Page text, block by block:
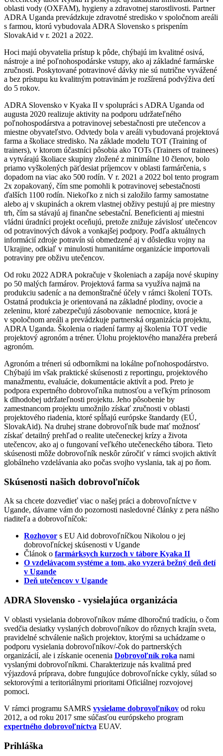
oblasti vody (OXFAM), hygieny a zdravotnej starostlivosti. Partner
ADRA Uganda prevádzkuje zdravotné stredisko v spoločnom areáli
s farmou, ktorú vybudovala ADRA Slovensko s prispením
SlovakAid v r. 2021 a 2022.
Hoci majú obyvatelia prístup k pôde, chýbajú im kvalitné osivá,
nástroje a iné poľnohospodárske vstupy, ako aj základné farmárske
zručnosti. Poskytované potravinové dávky nie sú nutrične vyvážené
a bez prístupu ku kvalitným potravinám je rozšírená podvýživa detí
do 5 rokov.
ADRA Slovensko v Kyaka II v spolupráci s ADRA Uganda od
augusta 2020 realizuje aktivity na podporu udržateľného
poľnohospodárstva a potravinovej sebestačnosti pre utečencov a
miestne obyvateľstvo. Odvtedy bola v areáli vybudovaná projektová
farma a školiace stredisko. Na základe modelu TOT (Training of
trainers), v ktorom účastníci pôsobia ako TOTs (Trainers of trainees)
a vytvárajú školiace skupiny zložené z minimálne 10 členov, bolo
priamo vyškolených päťdesiat príjemcov v oblasti farmárčenia, s
dopadom na viac ako 500 rodín. V r. 2021 a 2022 bol tento program
2x zopakovaný, čím sme pomohli k potravinovej sebestačnosti
ďalších 1100 rodín. Niekoľko z nich si založilo farmy samostatne
alebo aj v skupinách a okrem vlastnej obživy pestujú aj pre miestny
trh, čím sa stávajú aj finančne sebestační. Beneficienti aj miestni
vládni úradníci projekt oceňujú, pretože znižuje závislosť utečencov
od potravinových dávok a vonkajšej podpory. Podľa aktuálnych
informácií zdroje potravín sú obmedzené aj v dôsledku vojny na
Ukrajine, odkiaľ v minulosti humanitárne organizácie importovali
potraviny pre obživu utečencov.
Od roku 2022 ADRA pokračuje v školeniach a zapája nové skupiny
po 50 malých farmárov. Projektová farma sa využíva najmä na
produkciu sadeníc a na demonštračné účely v rámci školení TOTs.
Ostatná produkcia je orientovaná na základné plodiny, ovocie a
zeleninu, ktoré zabezpečujú zásobovanie nemocnice, ktorá je
v spoločnom areáli a prevádzkuje partnerská organizácia projektu,
ADRA Uganda. Školenia o riadení farmy aj školenia TOT vedie
projektový agronóm a tréner. Úlohu projektového manažéra preberá
agronóm.
Agronóm a tréneri sú odborníkmi na lokálne poľnohospodárstvo.
Chýbajú im však praktické skúsenosti z reportingu, projektového
manažmentu, evaluácie, dokumentácie aktivít a pod. Preto je
podpora expertného dobrovoľníka nutnosťou a veľkým prínosom
k dlhodobej udržateľnosti projektu. Jeho pôsobenie by
zamestnancom projektu umožnilo získať zručnosti v oblasti
projektového riadenia, ktoré spĺňajú európske štandardy (EÚ,
SlovakAid). Na druhej strane dobrovoľník bude mať možnosť
získať detailný prehľad o realite utečeneckej krízy a života
utečencov, ako aj o fungovaní veľkého utečeneckého tábora. Tieto
skúsenosti môže dobrovoľník neskôr zúročiť v rámci svojich aktivít
globálneho vzdelávania ako počas svojho vyslania, tak aj po ňom.
Skúsenosti našich dobrovoľníčok
Ak sa chcete dozvedieť viac o našej práci a dobrovoľníctve v
Ugande, dávame vám do pozornosti nasledovné články z pera nášho
riaditeľa a dobrovoľníčok:
Rozhovor s EU Aid dobrovoľníčkou Nikolou o jej
dobrovoľníckej skúsenosti v Ugande
Článok o farmárksych kurzoch v tábore Kyaka II
O vzdelávacom systéme a tom, ako vyzerá bežný deň detí
v Ugande
Deň utečencov v Ugande
ADRA Slovensko - vysielajúca organizácia
V oblasti vysielania dobrovoľníkov máme dlhoročnú tradíciu, o čom
svedčia desiatky vyslaných dobrovoľníkov do rôznych krajín sveta,
pravidelné schválenie našich projektov, ktorými sa uchádzame o
podporu vysielania dobrovoľníkov/-čok do partnerských
organizácií, ale i získanie ocenenia Dobrovoľník roka nami
vyslanými dobrovoľníkmi. Charakterizuje nás kvalitná pred
výjazdová príprava, dobre fungujúce dobrovoľnícke cykly, súlad so
sektorovými a teritoriálnymi prioritami Oficiálnej rozvojovej
pomoci.
V rámci programu SAMRS vysielame dobrovoľníkov od roku
2012, a od roku 2017 sme súčasťou európskeho program
expertného dobrovoľníctva EUAV.
Prihláška